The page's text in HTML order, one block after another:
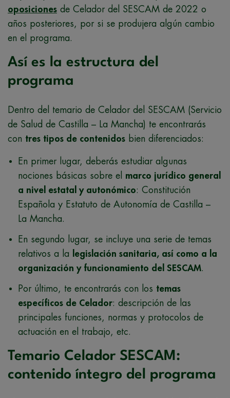
oposiciones de Celador del SESCAM de 2022 o
años posteriores, por si se produjera algún cambio
en el programa.
Así es la estructura del
programa
Dentro del temario de Celador del SESCAM (Servicio
de Salud de Castilla – La Mancha) te encontrarás
con tres tipos de contenidos bien diferenciados:
En primer lugar, deberás estudiar algunas
nociones básicas sobre el marco jurídico general
a nivel estatal y autonómico: Constitución
Española y Estatuto de Autonomía de Castilla –
La Mancha.
En segundo lugar, se incluye una serie de temas
relativos a la
legislación sanitaria, así como a la
organización y funcionamiento del SESCAM.
Por último, te encontrarás con los temas
específicos de Celador: descripción de las
principales funciones, normas y protocolos de
actuación en el trabajo, etc.
Temario Celador SESCAM:
contenido íntegro del programa